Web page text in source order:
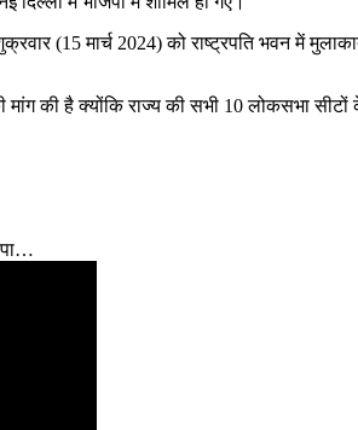
(15 मार्च 2024) को राष्ट्रपति भवन
की है क्योंकि राज्य की सभी 10 लोकसभा सीटों